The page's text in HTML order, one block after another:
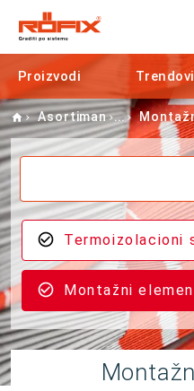
Proizvodi
Home
Asortiman
Termoizolacioni
Montažni